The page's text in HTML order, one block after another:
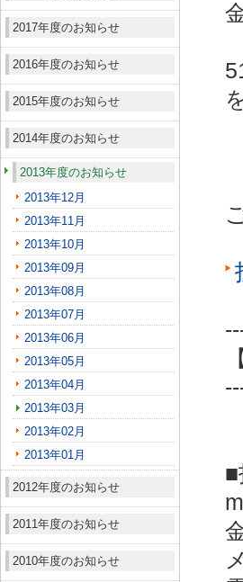
2017年度のお知らせ
2016年度のお知らせ
2015年度のお知らせ
2014年度のお知らせ
2013年度のお知らせ
2013年12月
2013年11月
2013年10月
2013年09月
2013年08月
2013年07月
2013年06月
2013年05月
2013年04月
2013年03月
2013年02月
2013年01月
2012年度のお知らせ
2011年度のお知らせ
2010年度のお知らせ
■